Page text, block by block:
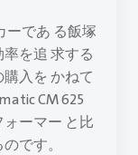
ーであ る飯塚
を追 求する
入を かねて
CM 625
ーマー と比
です。